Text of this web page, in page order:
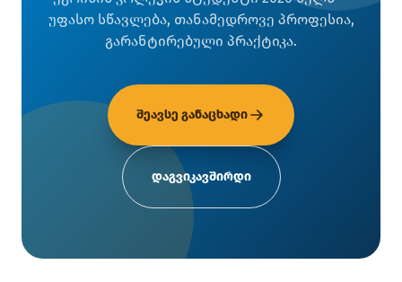
უფასო სწავლება, თანამედროვე პროფესია,
გარანტირებული პრაქტიკა.
შეავსე განაცხადი
დაგვიკავშირდი